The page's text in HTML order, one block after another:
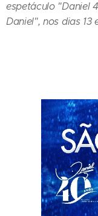
espetáculo "Daniel
Daniel", nos dias 13